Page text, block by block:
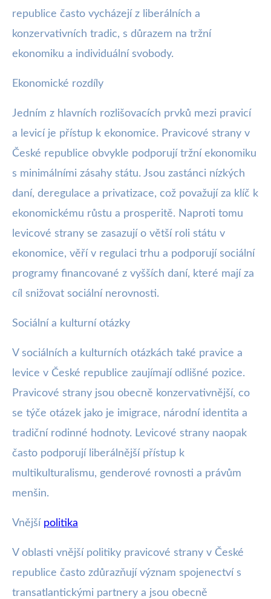
republice často vycházejí z liberálních a
konzervativních tradic, s důrazem na tržní
ekonomiku a individuální svobody.
Ekonomické rozdíly
Jedním z hlavních rozlišovacích prvků mezi pravicí
a levicí je přístup k ekonomice. Pravicové strany v
České republice obvykle podporují tržní ekonomiku
s minimálními zásahy státu. Jsou zastánci nízkých
daní, deregulace a privatizace, což považují za klíč k
ekonomickému růstu a prosperitě. Naproti tomu
levicové strany se zasazují o větší roli státu v
ekonomice, věří v regulaci trhu a podporují sociální
programy financované z vyšších daní, které mají za
cíl snižovat sociální nerovnosti.
Sociální a kulturní otázky
V sociálních a kulturních otázkách také pravice a
levice v České republice zaujímají odlišné pozice.
Pravicové strany jsou obecně konzervativnější, co
se týče otázek jako je imigrace, národní identita a
tradiční rodinné hodnoty. Levicové strany naopak
často podporují liberálnější přístup k
multikulturalismu, genderové rovnosti a právům
menšin.
Vnější politika
V oblasti vnější politiky pravicové strany v České
republice často zdůrazňují význam spojenectví s
transatlantickými partnery a jsou obecně